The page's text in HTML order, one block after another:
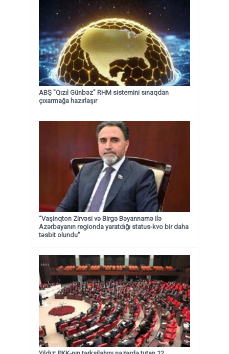
ABŞ "Qızıl Günbəz" RHM sistemini sınaqdan
çıxarmağa hazırlaşır
“Vaşinqton Zirvəsi və Birgə Bəyannamə ilə
Azərbayanın regionda yaratdığı status-kvo bir daha
təsbit olundu”